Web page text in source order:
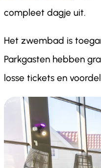
compleet dagje uit.
Het zwembad is
Parkgasten hebben
losse tickets en